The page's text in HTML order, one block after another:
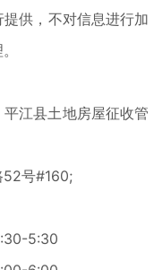
供，不对信息进行加
江县土地房屋征收管
52号#160;
5:30